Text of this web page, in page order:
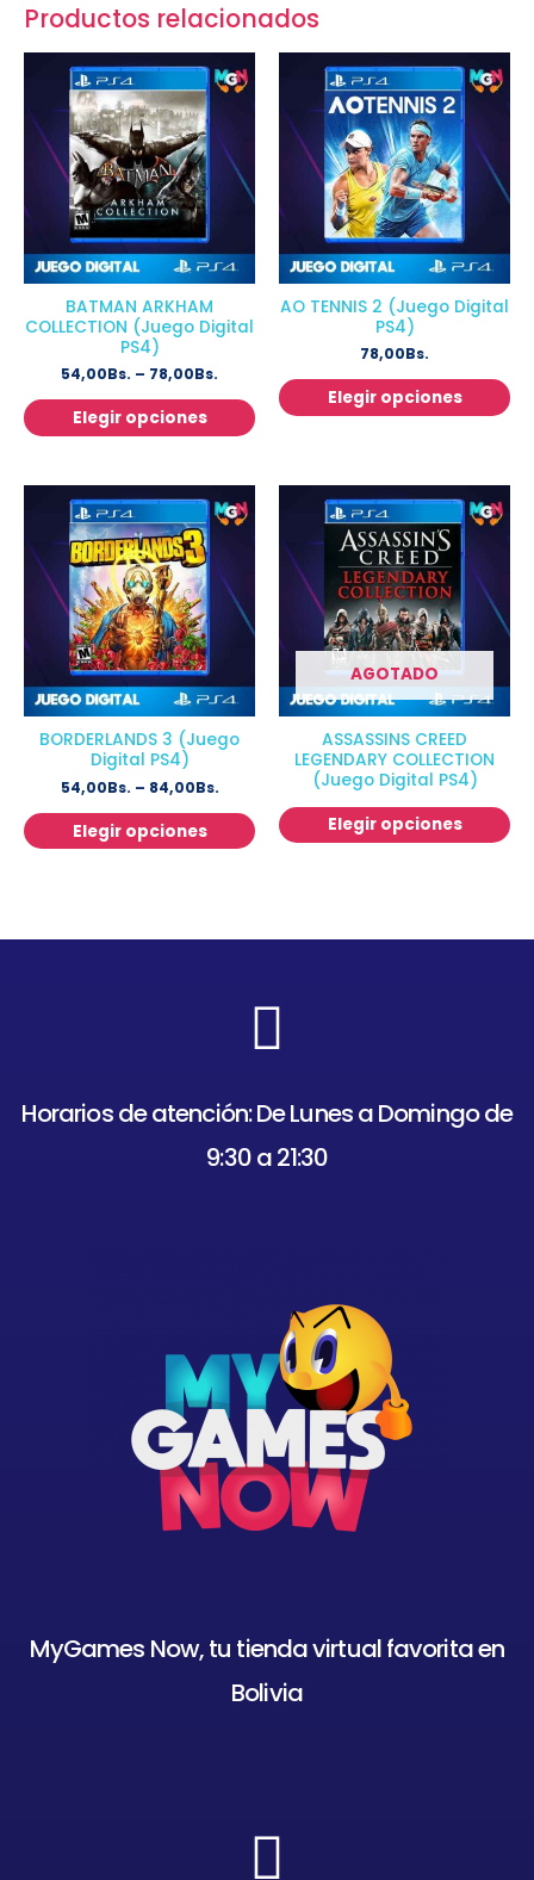
Productos relacionados
BATMAN ARKHAM
COLLECTION (Juego Digital
PS4)
54,00Bs. – 78,00Bs.
Elegir opciones
AO TENNIS 2 (Juego Digital
PS4)
78,00Bs.
Elegir opciones
BORDERLANDS 3 (Juego
Digital PS4)
54,00Bs. – 84,00Bs.
Elegir opciones
AGOTADO
ASSASSINS CREED
LEGENDARY COLLECTION
(Juego Digital PS4)
Elegir opciones
Horarios de atención: De Lunes a Domingo de
9:30 a 21:30
MyGames Now, tu tienda virtual favorita en
Bolivia